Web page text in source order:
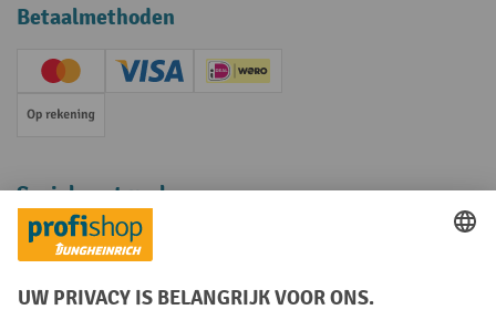
Betaalmethoden
Creditcard (Master)Creditcard (Visa)iDEAL | Wero
Op rekening
Sociale netwerken
Facebook
YouTube
LinkedInInstagram